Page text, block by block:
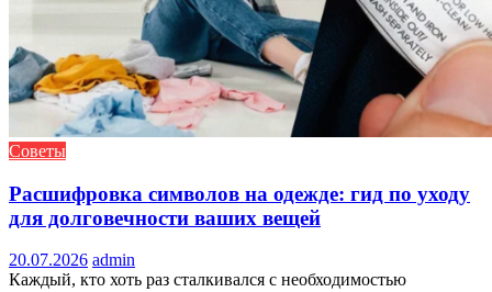
Советы
Расшифровка символов на одежде: гид по уходу
для долговечности ваших вещей
20.07.2026 admin
Каждый, кто хоть раз сталкивался с необходимостью